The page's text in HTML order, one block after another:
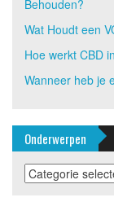
Behouden?
Wat Houdt een
Hoe werkt CBD
Wanneer heb je
Onderwerpen
Onderwerpen